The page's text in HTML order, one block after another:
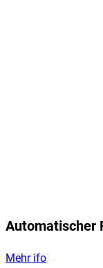
Automatischer
Mehr ifo